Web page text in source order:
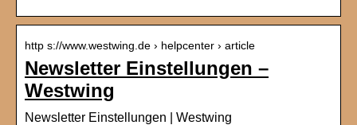
http s://www.westwing.de › helpcenter › article
Newsletter Einstellungen –
Westwing
Newsletter Einstellungen | Westwing